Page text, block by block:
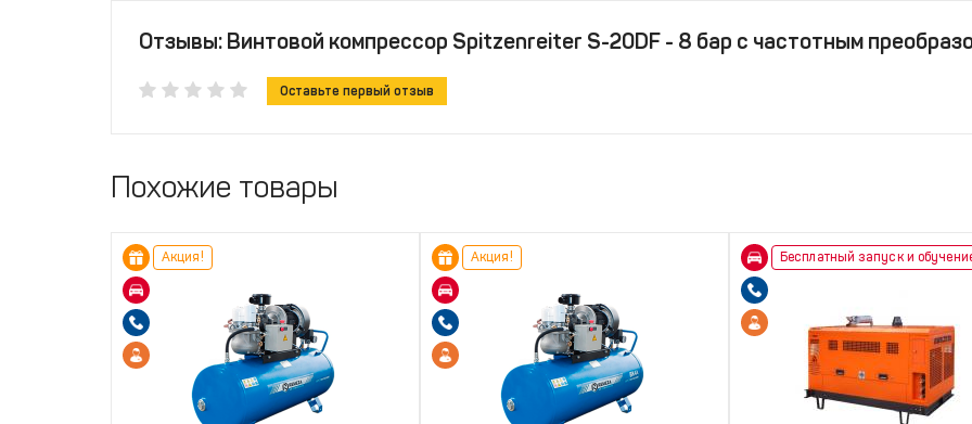
Отзывы: Винтовой компрессор Spitzenreiter S-20DF - 8 бар с частотным
Оставьте первый отзыв
Похожие товары
Акция! Акция! Бесплатный запуск и